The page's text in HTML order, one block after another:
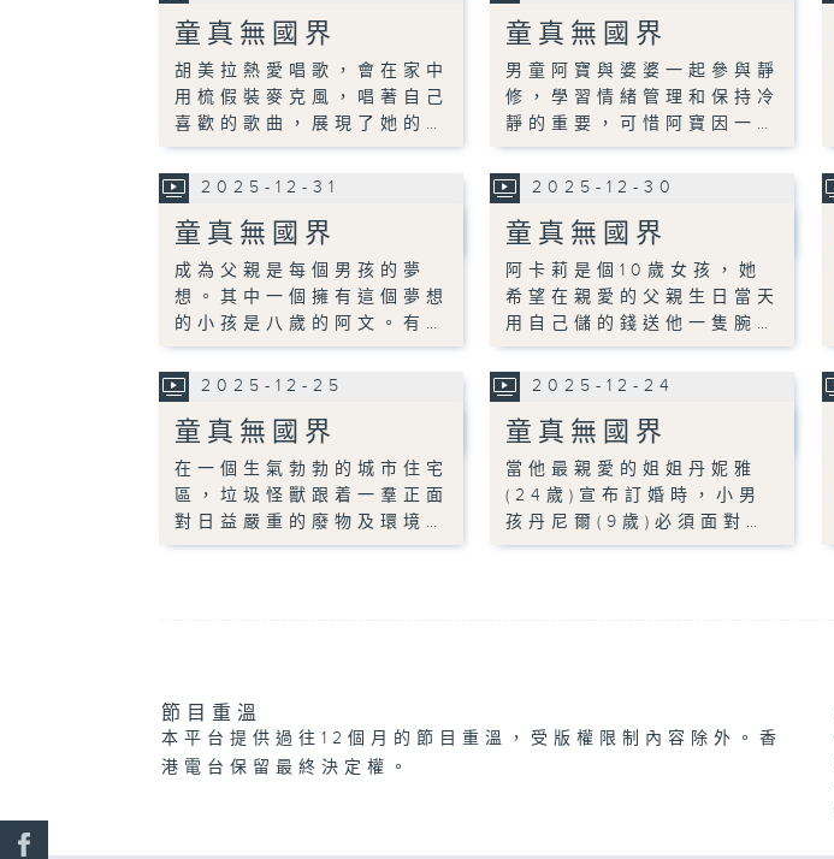
童真無國界
胡美拉熱愛唱歌，會在家中
用梳假裝麥克風，唱著自己
喜歡的歌曲，展現了她的…
童真無國界
男童阿寶與婆婆一起參與靜
修，學習情緒管理和保持冷
靜的重要，可惜阿寶因一…
2025-12-31
童真無國界
成為父親是每個男孩的夢
想。其中一個擁有這個夢想
的小孩是八歲的阿文。有…
2025-12-30
童真無國界
阿卡莉是個10歲女孩，她
希望在親愛的父親生日當天
用自己儲的錢送他一隻腕…
2025-12-25
童真無國界
在一個生氣勃勃的城市住宅
區，垃圾怪獸跟着一羣正面
對日益嚴重的廢物及環境…
2025-12-24
童真無國界
當他最親愛的姐姐丹妮雅
(24歲)宣布訂婚時，小男
孩丹尼爾(9歲)必須面對…
節目重溫
本平台提供過往12個月的節目重溫，受版權限制內容除外。香
港電台保留最終決定權。